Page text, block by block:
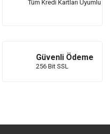
Tüm Kredi Kartları Uyumlu
Güvenli Ödeme
256 Bit SSL